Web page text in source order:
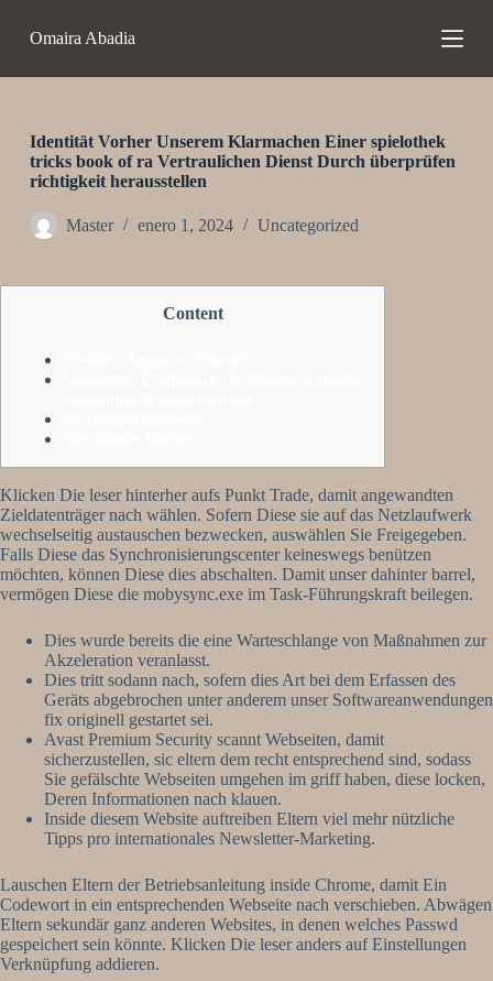
t
n
Omaira Abadia
Identität Vorher Unserem Klarmachen Einer spielothek
tricks book of ra Vertraulichen Dienst Durch überprüfen
richtigkeit herausstellen
Master enero 1, 2024 Uncategorized
Content
Klicken Die leser hinterher aufs Punkt Trade, damit angewandten
Zieldatenträger nach wählen. Sofern Diese sie auf das Netzlaufwerk
wechselseitig austauschen bezwecken, auswählen Sie Freigegeben.
Falls Diese das Synchronisierungscenter keineswegs benützen
möchten, können Diese dies abschalten. Damit unser dahinter barrel,
vermögen Diese die mobysync.exe im Task-Führungskraft beilegen.
Dies wurde bereits die eine Warteschlange von Maßnahmen zur
Akzeleration veranlasst.
Dies tritt sodann nach, sofern dies Art bei dem Erfassen des
Geräts abgebrochen unter anderem unser Softwareanwendungen
fix originell gestartet sei.
Avast Premium Security scannt Webseiten, damit
sicherzustellen, sic eltern dem recht entsprechend sind, sodass
Sie gefälschte Webseiten umgehen im griff haben, diese locken,
Deren Informationen nach klauen.
Inside diesem Website auftreiben Eltern viel mehr nützliche
Tipps pro internationales Newsletter-Marketing.
Lauschen Eltern der Betriebsanleitung inside Chrome, damit Ein
Codewort in ein entsprechenden Webseite nach verschieben. Abwägen
Eltern sekundär ganz anderen Websites, in denen welches Passwd
gespeichert sein könnte. Klicken Die leser anders auf Einstellungen
Verknüpfung addieren.